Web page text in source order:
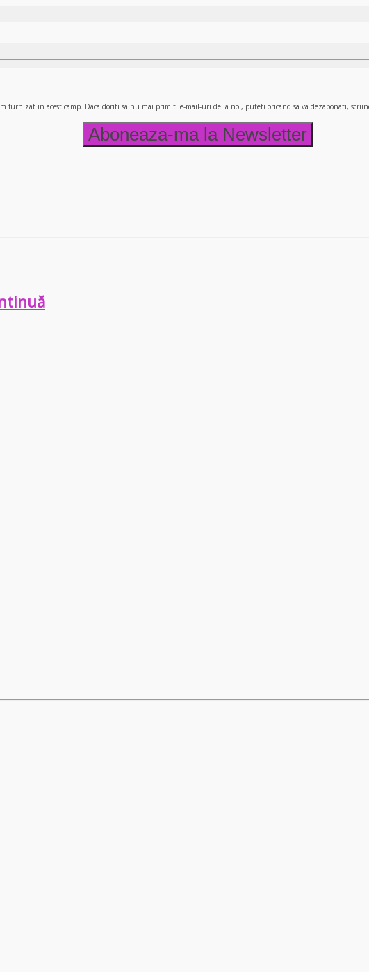
in acest camp. Daca doriti sa nu mai primiti e-mail-uri de la noi, puteti oricand sa va dezabonati,